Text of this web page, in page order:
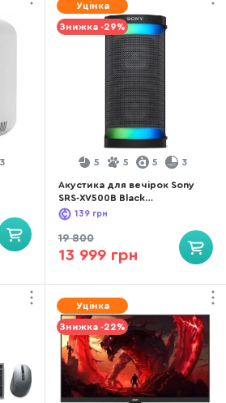
3
Уцінка
Знижка -29%
5 5 5 3
Акустика для вечірок Sony
SRS-XV500B Black
(SRSXV500B.AF1)
139 грн
19 800
13 999 грн
Уцінка
Знижка -22%